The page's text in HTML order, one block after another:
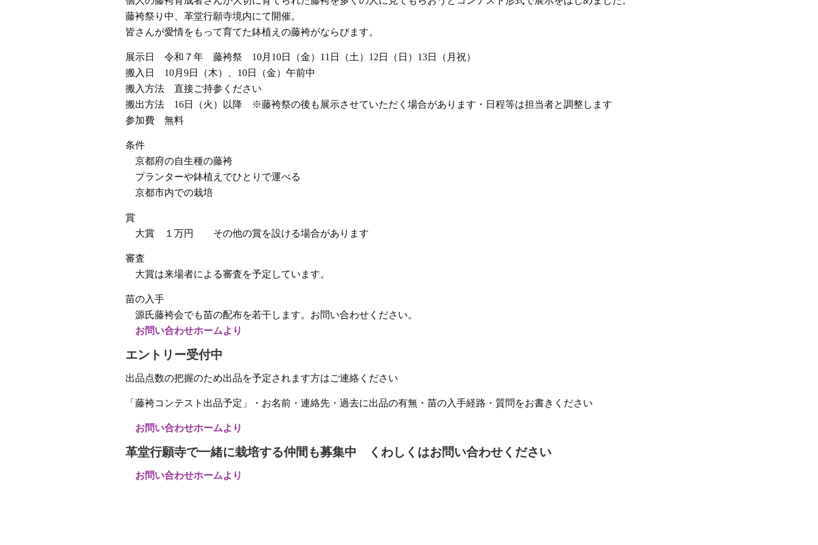
藤袴祭り中、革堂行願寺境内にて開催。
皆さんが愛情をもって育てた鉢植えの藤袴がならびます。
展示日 令和７年 藤袴祭 10月10日（金）11日（土）12日（日）13日（月祝）
搬入日 10月9日（木）、10日（金）午前中
搬入方法 直接ご持参ください
搬出方法 16日（火）以降 ※藤袴祭の後も展示させていただく場合があります・日程等は担当者と調整します
参加費 無料
条件
京都府の自生種の藤袴
プランターや鉢植えでひとりで運べる
京都市内での栽培
賞
大賞 １万円 その他の賞を設ける場合があります
審査
大賞は来場者による審査を予定しています。
苗の入手
源氏藤袴会でも苗の配布を若干します。お問い合わせください。
お問い合わせホームより
エントリー受付中
出品点数の把握のため出品を予定されます方はご連絡ください
「藤袴コンテスト出品予定」・お名前・連絡先・過去に出品の有無・苗の入手経路・質問をお書きください
お問い合わせホームより
革堂行願寺で一緒に栽培する仲間も募集中 くわしくはお問い合わせください
お問い合わせホームより